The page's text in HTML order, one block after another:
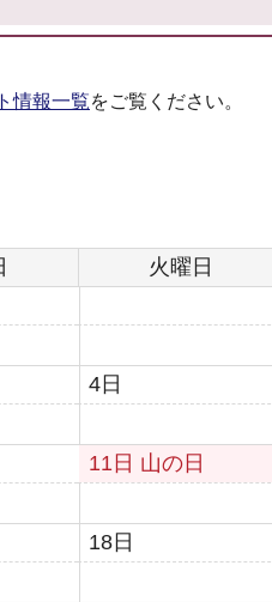
情報一覧をご覧ください。
火曜日
4日
11日 山の日
18日